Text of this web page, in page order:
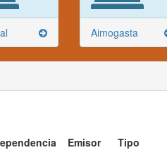
Aimogasta
Emisor Tipo